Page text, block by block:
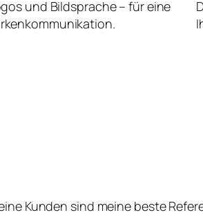
und Bildsprache – für eine
Kunden sind meine beste